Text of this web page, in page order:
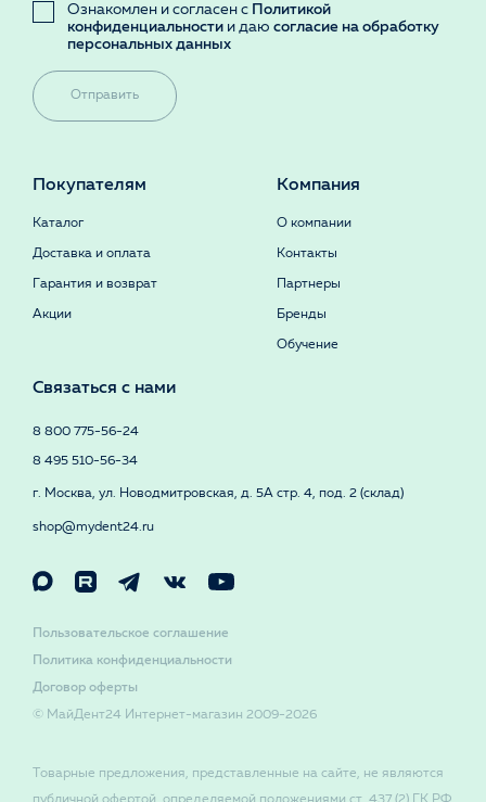
Ознакомлен и согласен с Политикой
конфиденциальности и даю согласие на обработку
персональных данных
Отправить
Покупателям
Каталог
Доставка и оплата
Гарантия и возврат
Акции
Компания
О компании
Контакты
Партнеры
Бренды
Обучение
Связаться с нами
8 800 775-56-24
8 495 510-56-34
г. Москва, ул. Новодмитровская, д. 5А стр. 4, под. 2 (склад)
shop@mydent24.ru
© МайДент24 Интернет-магазин 2009-2026
Договор оферты
Политика конфиденциальности
Пользовательское соглашение
Товарные предложения, представленные на сайте, не являются